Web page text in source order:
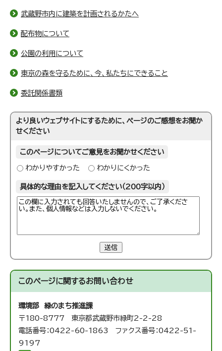
武蔵野市内に建築を計画されるかたへ
配布物について
公園の利用について
東京の森を守るために、今、私たちにできること
委託関係書類
より良いウェブサイトにするために、ページのご感想をお聞か
せください
このページについてご意見をお聞かせください
わかりやすかった わかりにくかった
具体的な理由を記入してください（200字以内）
送信
このページに関するお問い合わせ
環境部 緑のまち推進課
〒180-8777 東京都武蔵野市緑町2-2-28
電話番号：0422-60-1863 ファクス番号：0422-51-
9197